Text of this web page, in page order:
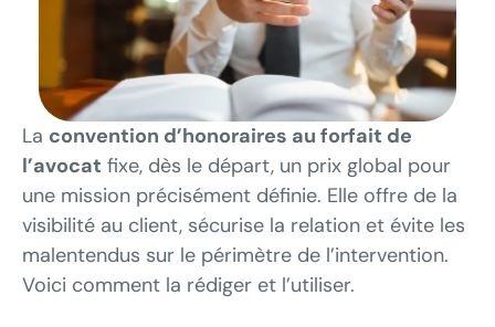
La convention d’honoraires au forfait de
l’avocat fixe, dès le départ, un prix global pour
une mission précisément définie. Elle offre de la
visibilité au client, sécurise la relation et évite les
malentendus sur le périmètre de l’intervention.
Voici comment la rédiger et l’utiliser.